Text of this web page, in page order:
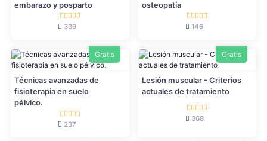
embarazo y posparto
339
osteopatía
146
Gratis
Técnicas avanzadas de
fisioterapia en suelo
pélvico.
237
Gratis
Lesión muscular - Criterios
actuales de tratamiento
368